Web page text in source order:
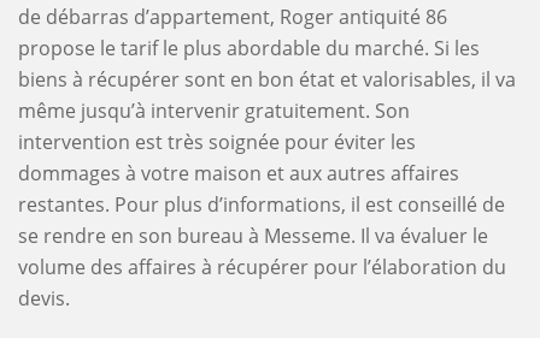
de débarras d’appartement, Roger antiquité 86
propose le tarif le plus abordable du marché. Si les
biens à récupérer sont en bon état et valorisables, il va
même jusqu’à intervenir gratuitement. Son
intervention est très soignée pour éviter les
dommages à votre maison et aux autres affaires
restantes. Pour plus d’informations, il est conseillé de
se rendre en son bureau à Messeme. Il va évaluer le
volume des affaires à récupérer pour l’élaboration du
devis.